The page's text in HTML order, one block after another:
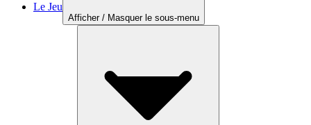
Le Jeu
Afficher / Masquer le sous-menu